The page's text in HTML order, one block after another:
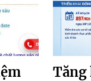
Tăng